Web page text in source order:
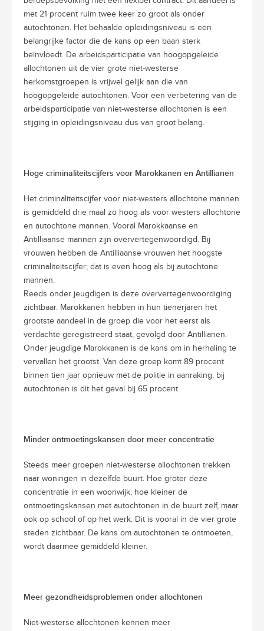
met 21 procent ruim twee keer zo groot als onder
autochtonen. Het behaalde opleidingsniveau is een
belangrijke factor die de kans op een baan sterk
beïnvloedt. De arbeidsparticipatie van hoogopgeleide
allochtonen uit de vier grote niet-westerse
herkomstgroepen is vrijwel gelijk aan die van
hoogopgeleide autochtonen. Voor een verbetering van de
arbeidsparticipatie van niet-westerse allochtonen is een
stijging in opleidingsniveau dus van groot belang.
Hoge criminaliteitscijfers voor Marokkanen en Antillianen
Het criminaliteitscijfer voor niet-westers allochtone mannen
is gemiddeld drie maal zo hoog als voor westers allochtone
en autochtone mannen. Vooral Marokkaanse en
Antilliaanse mannen zijn oververtegenwoordigd. Bij
vrouwen hebben de Antilliaanse vrouwen het hoogste
criminaliteitscijfer; dat is even hoog als bij autochtone
mannen.
Reeds onder jeugdigen is deze oververtegenwoordiging
zichtbaar. Marokkanen hebben in hun tienerjaren het
grootste aandeel in de groep die voor het eerst als
verdachte geregistreerd staat, gevolgd door Antillianen.
Onder jeugdige Marokkanen is de kans om in herhaling te
vervallen het grootst. Van deze groep komt 89 procent
binnen tien jaar opnieuw met de politie in aanraking, bij
autochtonen is dit het geval bij 65 procent.
Minder ontmoetingskansen door meer concentratie
Steeds meer groepen niet-westerse allochtonen trekken
naar woningen in dezelfde buurt. Hoe groter deze
concentratie in een woonwijk, hoe kleiner de
ontmoetingskansen met autochtonen in de buurt zelf, maar
ook op school of op het werk. Dit is vooral in de vier grote
steden zichtbaar. De kans om autochtonen te ontmoeten,
wordt daarmee gemiddeld kleiner.
Meer gezondheidsproblemen onder allochtonen
Niet-westerse allochtonen kennen meer